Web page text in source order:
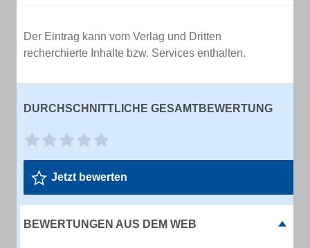
Der Eintrag kann vom Verlag und Dritten
recherchierte Inhalte bzw. Services enthalten.
DURCHSCHNITTLICHE GESAMTBEWERTUNG
Jetzt bewerten
BEWERTUNGEN AUS DEM WEB